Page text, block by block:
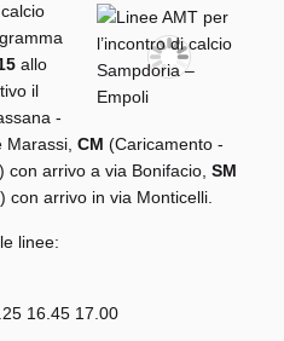
allo
il
-
Marassi, CM (Caricamento -
con arrivo a via Bonifacio, SM
con arrivo in via Monticelli.
linee:
16.45 17.00